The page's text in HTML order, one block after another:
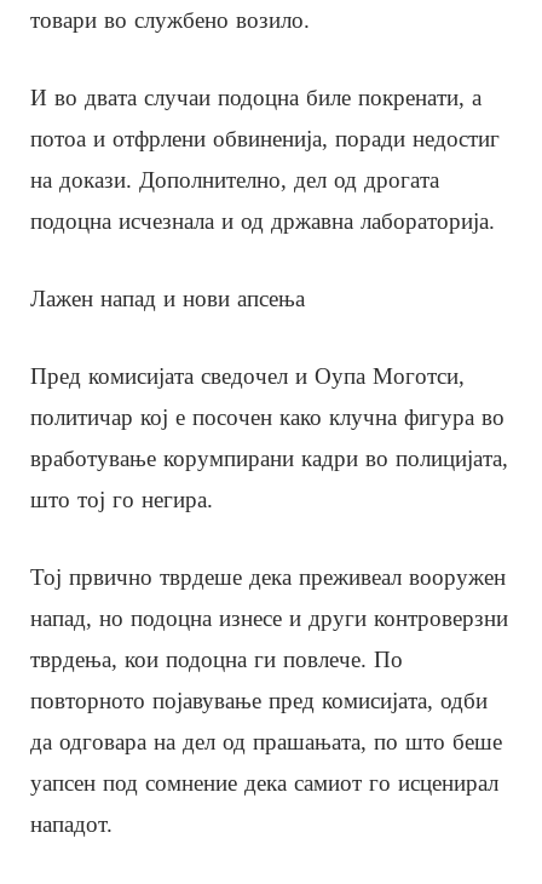
товари во службено возило.
И во двата случаи подоцна биле покренати, а
потоа и отфрлени обвиненија, поради недостиг
на докази. Дополнително, дел од дрогата
подоцна исчезнала и од државна лабораторија.
Лажен напад и нови апсења
Пред комисијата сведочел и Оупа Моготси,
политичар кој е посочен како клучна фигура во
вработување корумпирани кадри во полицијата,
што тој го негира.
Тој првично тврдеше дека преживеал вооружен
напад, но подоцна изнесе и други контроверзни
тврдења, кои подоцна ги повлече. По
повторното појавување пред комисијата, одби
да одговара на дел од прашањата, по што беше
уапсен под сомнение дека самиот го исценирал
нападот.